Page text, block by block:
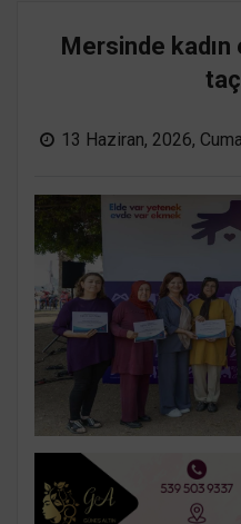
Mersinde
13 Haziran, 2026,